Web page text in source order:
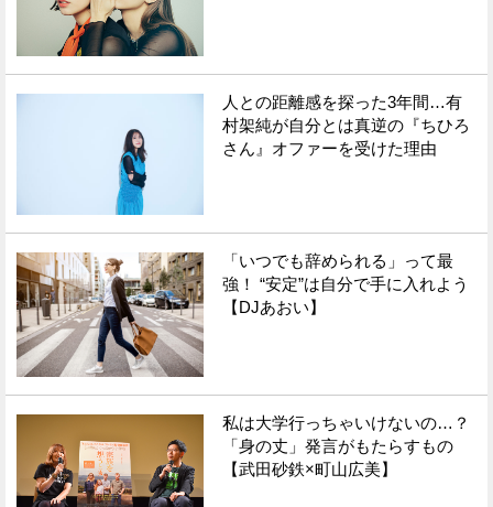
人との距離感を探った3年間…有
村架純が自分とは真逆の『ちひろ
さん』オファーを受けた理由
「いつでも辞められる」って最
強！ “安定”は自分で手に入れよう
【DJあおい】
私は大学行っちゃいけないの…？
「身の丈」発言がもたらすもの
【武田砂鉄×町山広美】